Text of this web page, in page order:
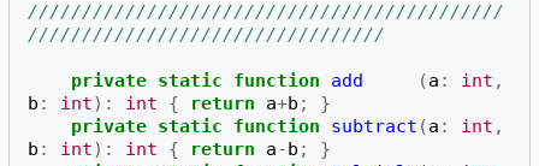
////////////////////////////////////////////
/////////////////////////////////
private static function add (a : int ,
b : int): int { return a+b ;
}
private static function subtract (a : int ,
b : int): int { return a- b ;
}